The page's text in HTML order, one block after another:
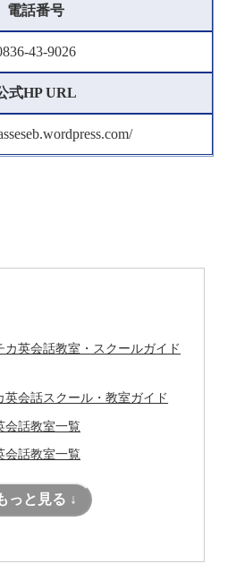
電話番号
43-9026
式HP URL
カ英会話教室・スクールガイド
英会話スクール・教室ガイド
会話教室一覧
会話教室一覧
っと見る ↓